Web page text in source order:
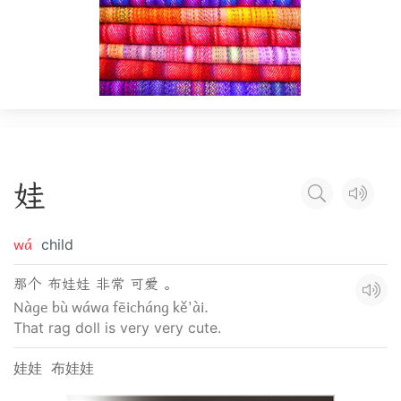
娃
wá child
那个 布娃娃 非常 可爱 。
Nàge bù wáwa fēicháng kě'ài.
That rag doll is very very cute.
娃娃 布娃娃